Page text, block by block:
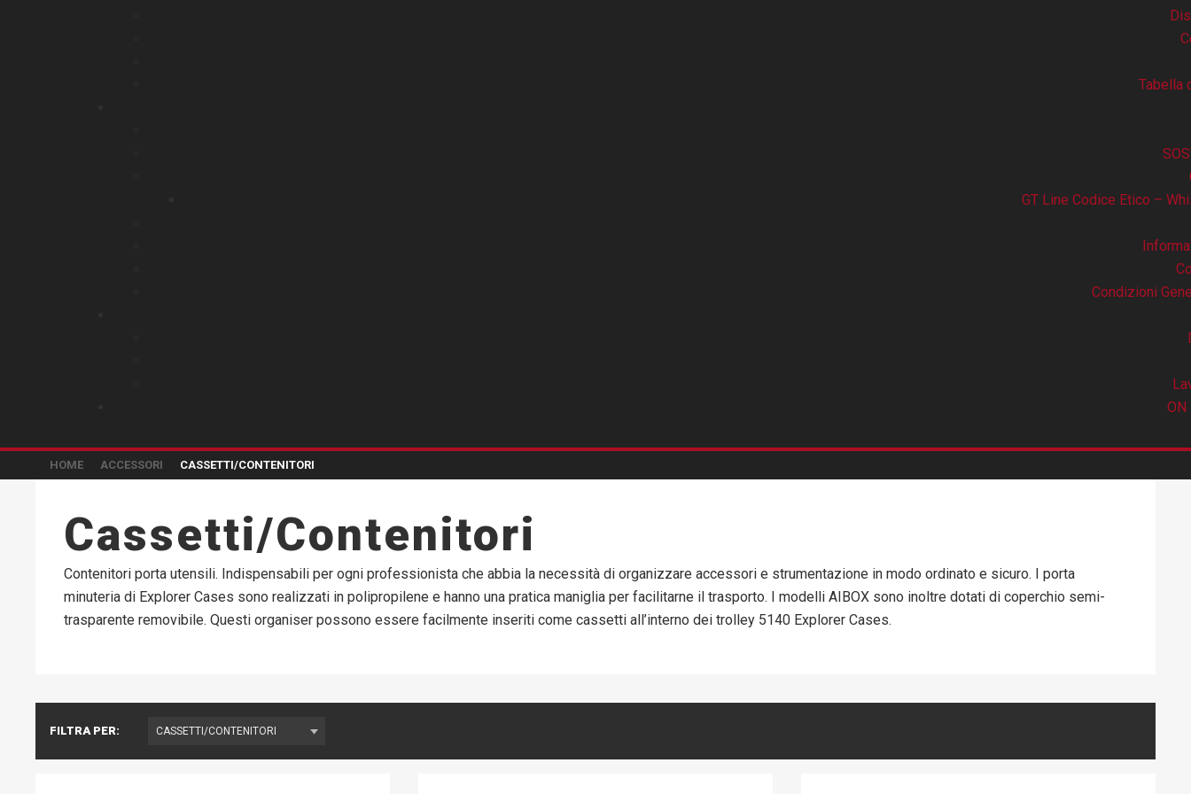
Tabella
GT Line Codice Etico –
Condizioni
ON
HOME ACCESSORI CASSETTI/CONTENITORI
Cassetti/Contenitori
Contenitori porta utensili. Indispensabili per ogni professionista che abbia la necessità di organizzare accessori e strumentazione in modo ordinato e sicuro. I porta
minuteria di Explorer Cases sono realizzati in polipropilene e hanno una pratica maniglia per facilitarne il trasporto. I modelli AIBOX sono inoltre dotati di coperchio semi-
trasparente removibile. Questi organiser possono essere facilmente inseriti come cassetti all’interno dei trolley 5140 Explorer Cases.
FILTRA PER: